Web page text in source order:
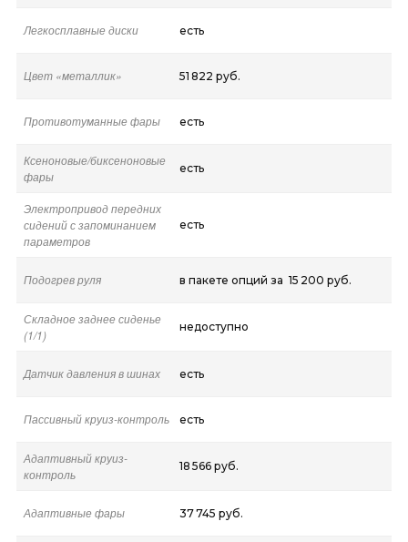
Легкосплавные диски есть
Цвет «металлик» 51 822 руб.
Противотуманные фары есть
Ксеноновые/биксеноновые
фары
есть
Электропривод передних
сидений с запоминанием
параметров
есть
Подогрев руля в пакете опций за 15 200 руб.
Складное заднее сиденье
(1/1)
недоступно
Датчик давления в шинах есть
Пассивный круиз-контроль есть
Адаптивный круиз-
контроль
18 566 руб.
Адаптивные фары 37 745 руб.